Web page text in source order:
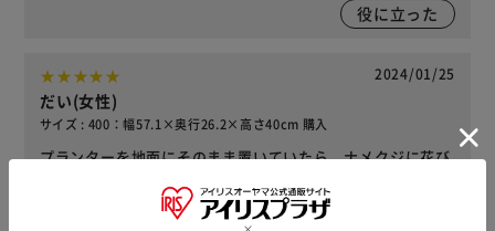
役に立った
2024/01/25
だい(女性)
サイズ : 400：幅57.1×奥行26.2×高さ40cm 購入
プランターを地面にそのまま置いていたら、ナメクジに花び
らをよく食べられていました。このスタンドをプランターに
セットすると水捌けもよくなり、ナメクジの被害もなくなり